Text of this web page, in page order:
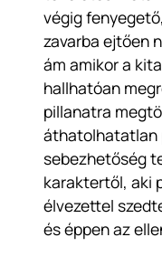
végig
zavarba ejtően
ám amikor a
hallhatóan
pillanatra
áthatolhatatlan
sebezhetőség
karaktertől, aki
élvezettel
és éppen az